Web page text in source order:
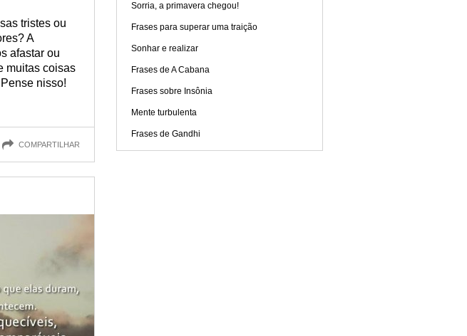
tristes ou
A
afastar ou
muitas coisas
nisso!
COMPARTILHAR
Sorria, a primavera chegou!
Frases para superar uma traição
Sonhar e realizar
Frases de A Cabana
Frases sobre Insônia
Mente turbulenta
Frases de Gandhi